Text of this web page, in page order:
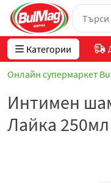
Категории
Онлайн супермаркет
Интимен
Лайка 250мл